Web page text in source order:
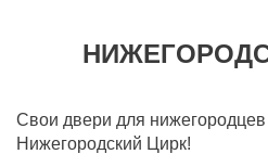
Свои двери для нижегородцев
Нижегородский Цирк!